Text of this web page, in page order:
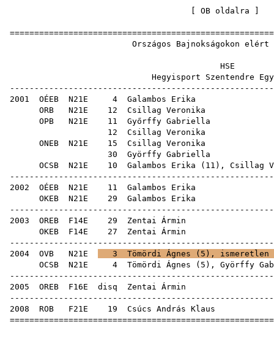
OB oldalra
Országos
Hegyisport
2001 OÉEB N21E 4
Galambos Erika
ORB N21E 12
Csillag Veronika
OPB N21E 11
Győrffy Gabriella
12
Csillag Veronika
ONEB N21E 15
Csillag Veronika
30
Györffy Gabriella
OCSB N21E 10 Galambos Erika ( 11 ), Csillag
2002 OÉEB N21E 11
Galambos Erika
OKEB N21E 29
Galambos Erika
2003 OREB F14E 29
Zentai Ármin
OKEB F14E 27
Zentai Ármin
2004 OVB N21E 3 Tömördi Ágnes ( 5 ),
OCSB N21E 4 Tömördi Ágnes ( 5 ), Györffy
2005 OREB F16E disq
Zentai Ármin
2008 ROB F21E 19
Csúcs András Klaus